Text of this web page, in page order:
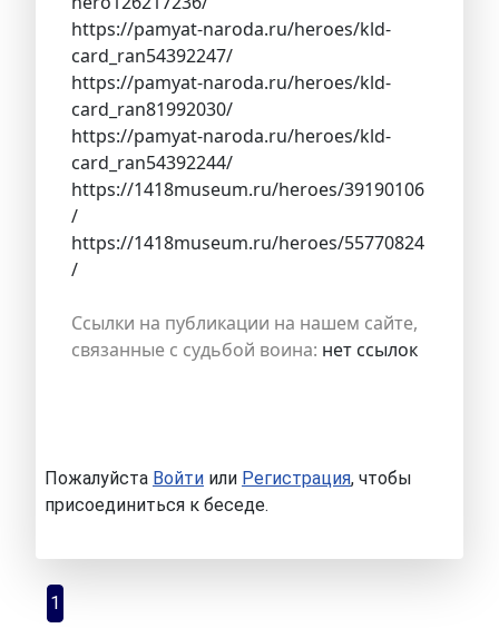
https://pamyat-naroda.ru/heroes/kld-
card_ran54392247/
https://pamyat-naroda.ru/heroes/kld-
card_ran81992030/
https://pamyat-naroda.ru/heroes/kld-
card_ran54392244/
https://1418museum.ru/heroes/39190106
/
https://1418museum.ru/heroes/55770824
/
Ссылки на публикации на нашем сайте,
связанные с судьбой воина: нет ссылок
Пожалуйста Войти или Регистрация, чтобы
присоединиться к беседе.
1